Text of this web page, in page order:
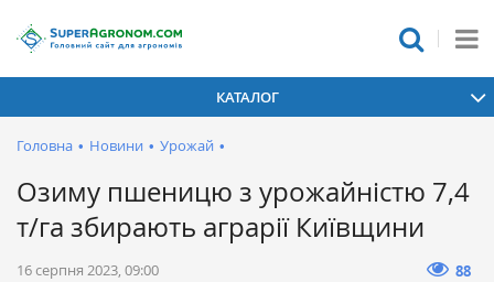
КАТАЛОГ
Головна • Новини • Урожай •
Озиму пшеницю з урожайністю 7,4
т/га збирають аграрії Київщини
16 серпня 2023, 09:00 88